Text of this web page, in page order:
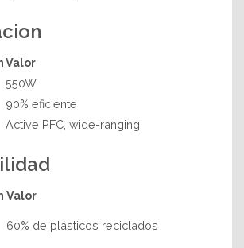
Valor
550W
90% eficiente
Active PFC, wide-ranging
Valor
60% de plásticos reciclados